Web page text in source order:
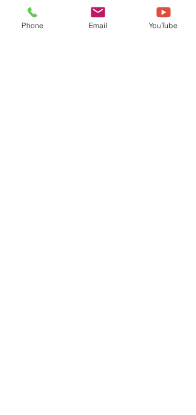
Phone Email YouTube